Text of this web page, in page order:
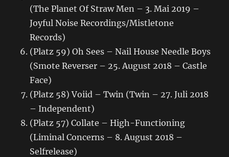
(The Planet Of Straw Men – 3. Mai 2019 –
Joyful Noise Recordings/Mistletone
Records)
(Platz 59) Oh Sees – Nail House Needle Boys
(Smote Reverser – 25. August 2018 – Castle
Face)
(Platz 58) Voiid – Twin (Twin – 27. Juli 2018
– Independent)
(Platz 57) Collate – High-Functioning
(Liminal Concerns – 8. August 2018 –
Selfrelease)